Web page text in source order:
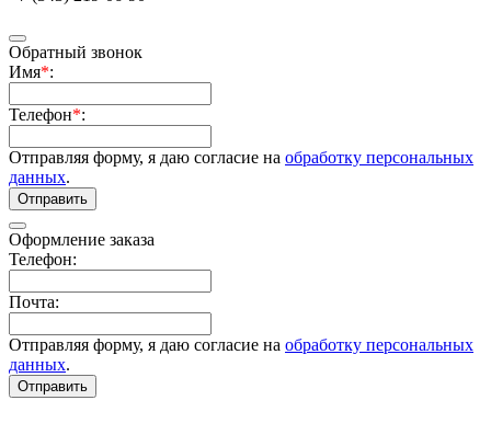
Обратный звонок
Имя*:
Телефон*:
Отправляя форму, я даю согласие на обработку персональных
данных.
Отправить
Оформление заказа
Телефон:
Почта:
Отправляя форму, я даю согласие на обработку персональных
данных.
Отправить